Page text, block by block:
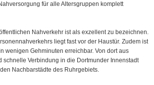
für alle Altersgruppen komplett
Nahverkehr ist als exzellent zu bezeichnen.
liegt fast vor der Haustür. Zudem ist
wenigen Gehminuten erreichbar. Von dort aus
schnelle Verbindung in die Dortmunder Innenstadt
Nachbarstädte des Ruhrgebiets.